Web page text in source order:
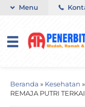
Menu
Beranda » Kesehatan »
REMAJA PUTRI